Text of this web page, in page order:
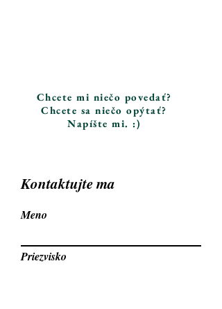
Chcete mi niečo povedať?
Chcete sa niečo opýtať?
Napíšte mi. :)
Kontaktujte ma
Meno
Priezvisko